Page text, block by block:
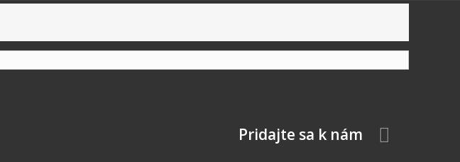
Pridajte sa k nám